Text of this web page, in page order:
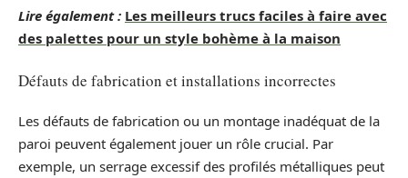
Lire également : Les meilleurs trucs faciles à faire avec
des palettes pour un style bohème à la maison
Défauts de fabrication et installations incorrectes
Les défauts de fabrication ou un montage inadéquat de la
paroi peuvent également jouer un rôle crucial. Par
exemple, un serrage excessif des profilés métalliques peut